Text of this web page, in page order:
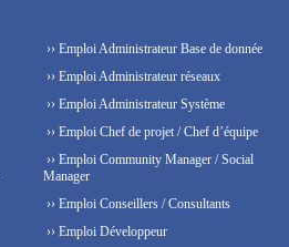
›› Emploi Administrateur Base de donnée
›› Emploi Administrateur réseaux
›› Emploi Administrateur Système
›› Emploi Chef de projet / Chef d’équipe
›› Emploi Community Manager / Social
Manager
›› Emploi Conseillers / Consultants
›› Emploi Développeur